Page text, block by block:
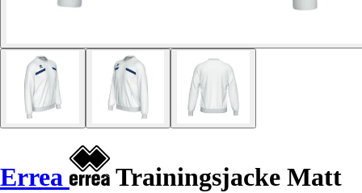
Errea Trainingsjacke Matt